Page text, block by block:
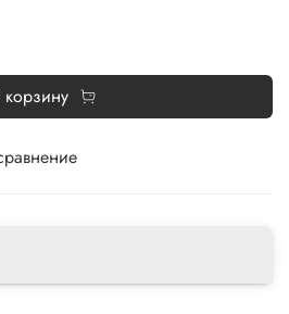
корзину